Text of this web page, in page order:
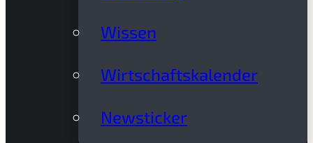
Wissen
Wirtschaftskalender
Newsticker